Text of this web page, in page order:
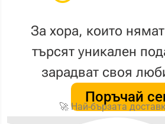
За хора, които
търсят уникален
зарадват своя
Поръчай
🚀 Най-бързата